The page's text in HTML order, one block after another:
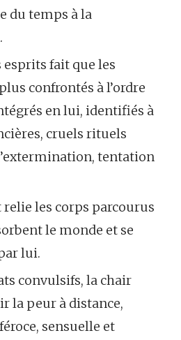
du temps à la
fait que les
confrontés à l’ordre
en lui, identifiés à
cruels rituels
tentation
relie les corps parcourus
le monde et se
lui.
convulsifs, la chair
la peur à distance,
sensuelle et